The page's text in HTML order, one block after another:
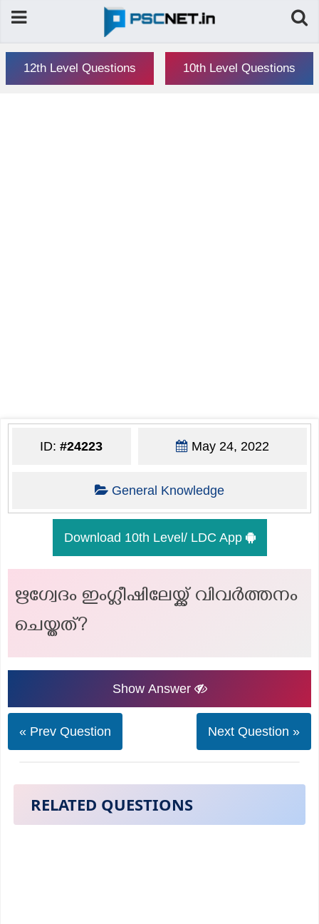
12th Level Questions 10th Level Questions
ID:#24223 May 24, 2022
General Knowledge
Download 10th Level/ LDC App
ഋഗ്വേദം ഇംഗ്ലീഷിലേയ്ക്ക് വിവർത്തനം
ചെയ്തത്?
Show Answer
« Prev Question Next Question »
RELATED QUESTIONS